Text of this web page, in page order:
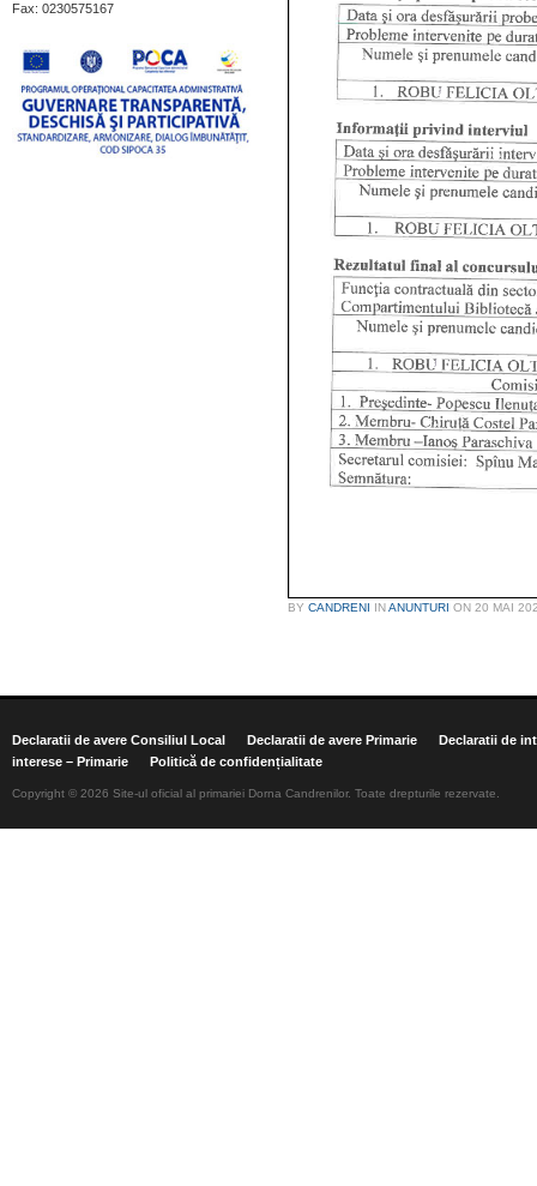
Fax: 0230575167
BY CANDRENI INANUNTURI ON 20 MAI
Declaratii de avere Consiliul Local Declaratii de avere Primarie
Declaratii de
interese – Primarie
Politică de confidențialitate
Copyright © 2026 Site-ul oficial al primariei Dorna Candrenilor. Toate drepturile rezervate.